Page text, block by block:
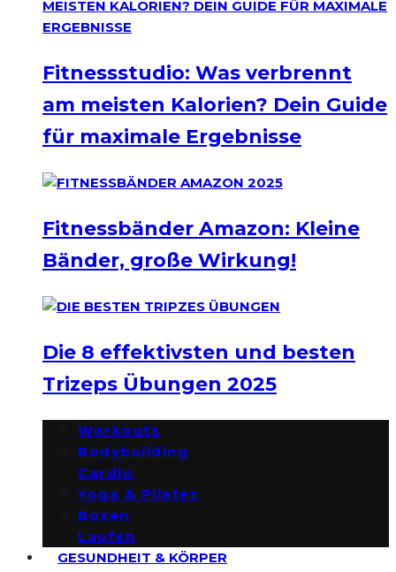
Fitnessstudio: Was verbrennt
am meisten Kalorien? Dein Guide
für maximale Ergebnisse
Fitnessbänder Amazon: Kleine
Bänder, große Wirkung!
Die 8 effektivsten und besten
Trizeps Übungen 2025
Workouts
Bodybuilding
Cardio
Yoga & Pilates
Boxen
Laufen
GESUNDHEIT & KÖRPER